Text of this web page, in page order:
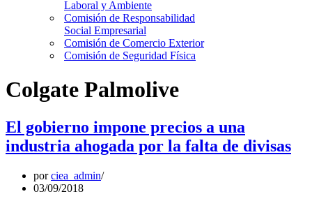
Laboral y Ambiente
Comisión de Responsabilidad
Social Empresarial
Comisión de Comercio Exterior
Comisión de Seguridad Física
Colgate Palmolive
El gobierno impone precios a una
industria ahogada por la falta de divisas
porciea_admin
03/09/2018